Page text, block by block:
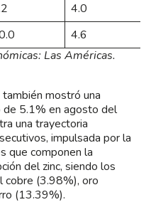
4.0
4.6
Las Américas.
mostró una
de 5.1% en agosto del
una trayectoria
impulsada por la
que componen la
del zinc, siendo los
cobre (3.98%), oro
(13.39%).